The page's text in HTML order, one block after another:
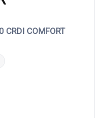
CRDI COMFORT